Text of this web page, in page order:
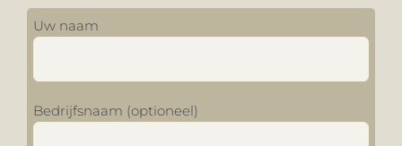
Uw naam
Bedrijfsnaam (optioneel)